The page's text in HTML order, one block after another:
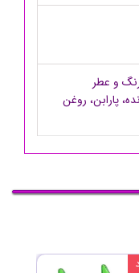
و عطر
پارابن، روغن